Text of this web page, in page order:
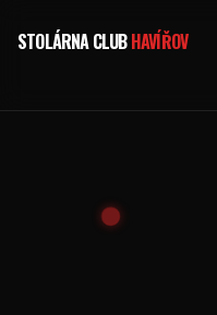
STOLÁRNA CLUBHAVÍŘOV